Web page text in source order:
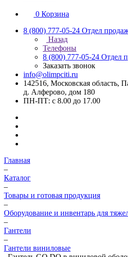
0 Корзина
8 (800) 777-05-24 Отдел
Назад
Телефоны
8 (800) 777-05-24 Отдел
Заказать звонок
info@olimpciti.ru
142516, Московская область,
д. Алферово, дом 180
ПН-ПТ: с 8.00 до 17.00
Главная
–
Каталог
–
Товары и готовая продукция
–
Оборудование и инвентарь для
–
Гантели
–
Гантели виниловые